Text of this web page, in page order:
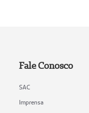
Fale Conosco
SAC
Imprensa